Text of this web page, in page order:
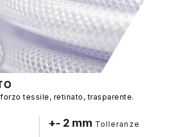
tessile, retinato, trasparente.
+- 2 mm Tolleranze